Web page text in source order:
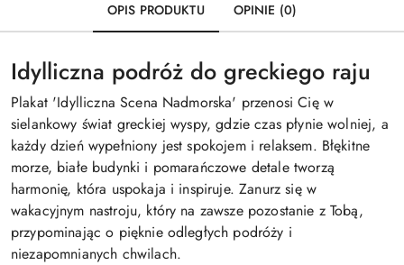
OPIS PRODUKTU OPINIE (0)
Idylliczna podróż do greckiego raju
Plakat 'Idylliczna Scena Nadmorska' przenosi Cię w
sielankowy świat greckiej wyspy, gdzie czas płynie wolniej, a
każdy dzień wypełniony jest spokojem i relaksem. Błękitne
morze, białe budynki i pomarańczowe detale tworzą
harmonię, która uspokaja i inspiruje. Zanurz się w
wakacyjnym nastroju, który na zawsze pozostanie z Tobą,
przypominając o pięknie odległych podróży i
niezapomnianych chwilach.